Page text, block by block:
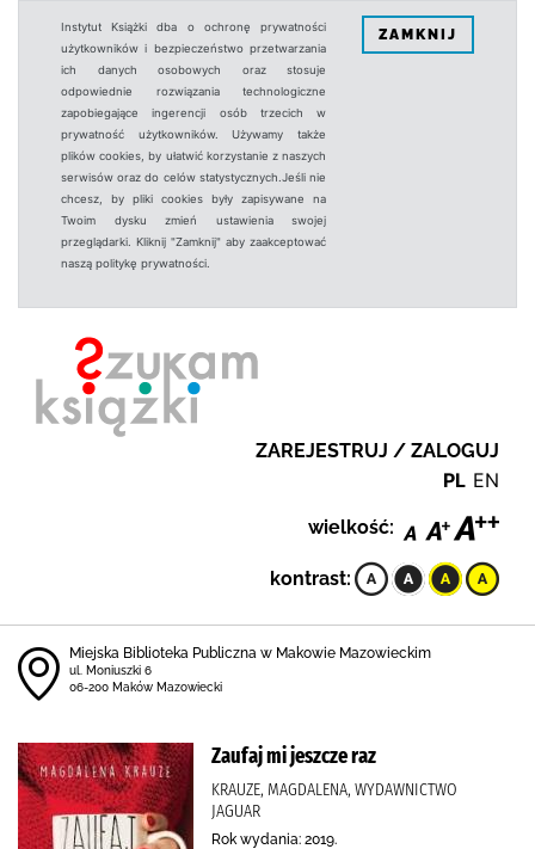
Instytut Książki dba o ochronę prywatności
użytkowników i bezpieczeństwo przetwarzania
ich danych osobowych oraz stosuje
odpowiednie rozwiązania technologiczne
zapobiegające ingerencji osób trzecich w
prywatność użytkowników. Używamy także
plików cookies, by ułatwić korzystanie z naszych
serwisów oraz do celów statystycznych.Jeśli nie
chcesz, by pliki cookies były zapisywane na
Twoim dysku zmień ustawienia swojej
przeglądarki. Kliknij "Zamknij" aby zaakceptować
naszą politykę prywatności.
ZAMKNIJ
ZAREJESTRUJ / ZALOGUJ
PL EN
wielkość:
kontrast:
Miejska Biblioteka Publiczna w Makowie Mazowieckim
ul. Moniuszki 6
06-200 Maków Mazowiecki
Zaufaj mi jeszcze raz
KRAUZE, MAGDALENA, WYDAWNICTWO
JAGUAR
Rok wydania: 2019.